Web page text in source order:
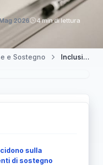
2026 4 min di lettura
e Sostegno Inclusione e sostegno: la scuola resta al centro, ma le regole cambiano direzione
sulla
di sostegno